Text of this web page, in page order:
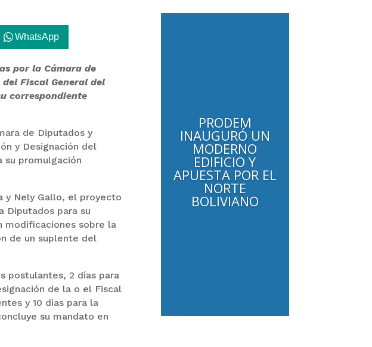
WhatsApp
por la Cámara de
Fiscal General del
correspondiente
de Diputados y
y Designación del
su promulgación
y Nely Gallo, el proyecto
Diputados para su
modificaciones sobre la
de un suplente del
postulantes, 2 días para
de la o el Fiscal
y 10 días para la
su mandato en
PRODEM
INAUGURÓ UN
MODERNO
EDIFICIO Y
APUESTA POR EL
NORTE
BOLIVIANO